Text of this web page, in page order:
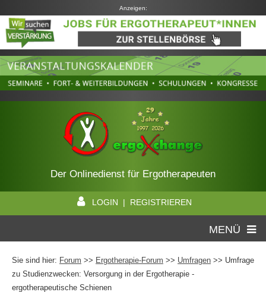
Anzeigen:
Der Onlinedienst für Ergotherapeuten
LOGIN | REGISTRIEREN
MENÜ
Sie sind hier: Forum >> Ergotherapie-Forum >> Umfragen >> Umfrage
zu Studienzwecken: Versorgung in der Ergotherapie -
ergotherapeutische Schienen